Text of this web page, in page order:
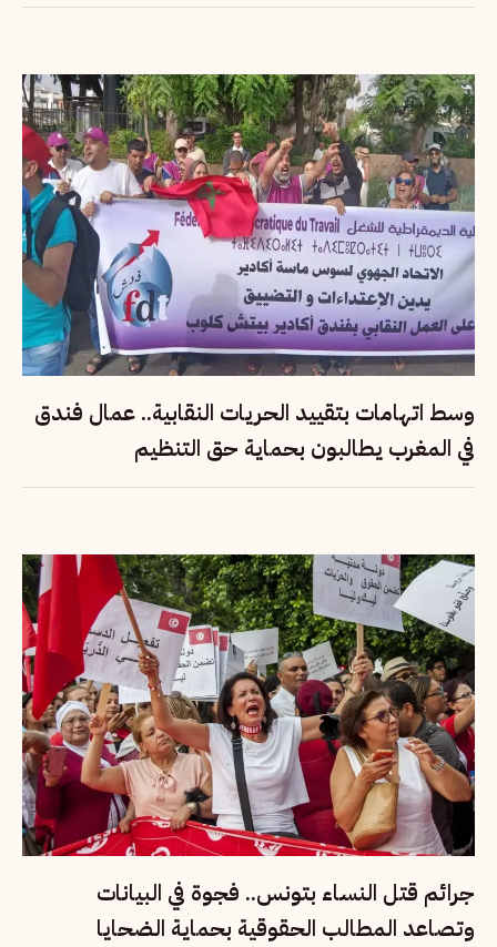
وسط اتهامات بتقييد الحريات النقابية.. عمال فندق
في المغرب يطالبون بحماية حق التنظيم
جرائم قتل النساء بتونس.. فجوة في البيانات
وتصاعد المطالب الحقوقية بحماية الضحايا